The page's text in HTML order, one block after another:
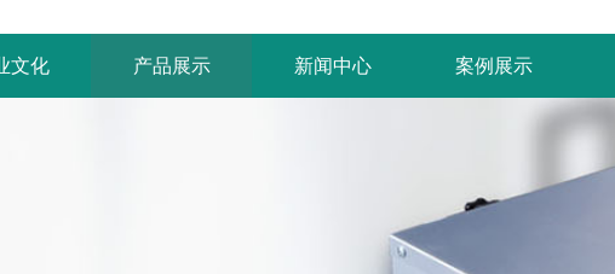
文化 产品展示 新闻中心 案例展示